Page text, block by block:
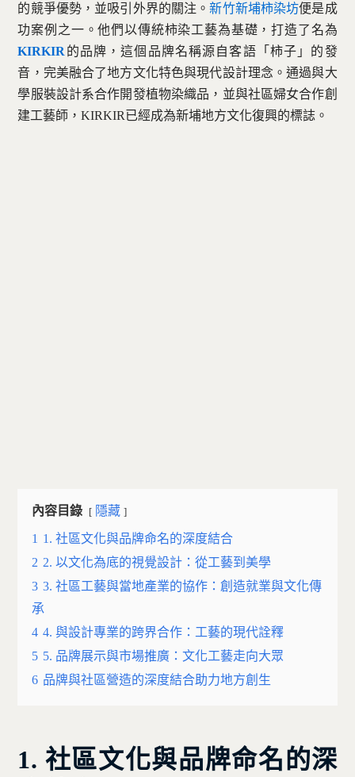
的競爭優勢，並吸引外界的關注。新竹新埔柿染坊便是成
功案例之一。他們以傳統柿染工藝為基礎，打造了名為
KIRKIR 的品牌，這個品牌名稱源自客語「柿子」的發
音，完美融合了地方文化特色與現代設計理念。通過與大
學服裝設計系合作開發植物染織品，並與社區婦女合作創
建工藝師，KIRKIR已經成為新埔地方文化復興的標誌。
內容目錄 隱藏
1 1. 社區文化與品牌命名的深度結合
2 2. 以文化為底的視覺設計：從工藝到美學
3 3. 社區工藝與當地產業的協作：創造就業與文化傳
承
4 4. 與設計專業的跨界合作：工藝的現代詮釋
5 5. 品牌展示與市場推廣：文化工藝走向大眾
6 品牌與社區營造的深度結合助力地方創生
1. 社區文化與品牌命名的深